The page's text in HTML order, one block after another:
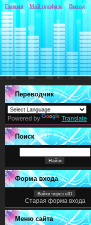
Главная Мой профиль Выход
Переводчик
Powered by Translate
Поиск
Форма входа
Войти через uID
Старая форма входа
Меню сайта